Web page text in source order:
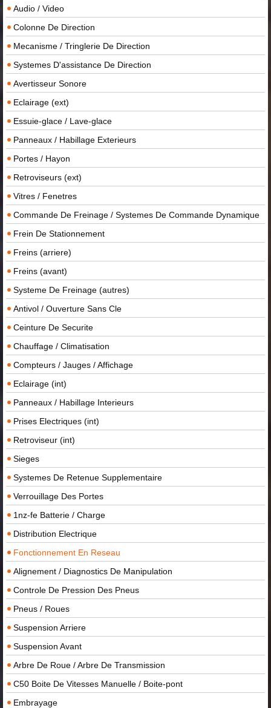
Audio / Video
Colonne De Direction
Mecanisme / Tringlerie De Direction
Systemes D'assistance De Direction
Avertisseur Sonore
Eclairage (ext)
Essuie-glace / Lave-glace
Panneaux / Habillage Exterieurs
Portes / Hayon
Retroviseurs (ext)
Vitres / Fenetres
Commande De Freinage / Systemes De Commande Dynamique
Frein De Stationnement
Freins (arriere)
Freins (avant)
Systeme De Freinage (autres)
Antivol / Ouverture Sans Cle
Ceinture De Securite
Chauffage / Climatisation
Compteurs / Jauges / Affichage
Eclairage (int)
Panneaux / Habillage Interieurs
Prises Electriques (int)
Retroviseur (int)
Sieges
Systemes De Retenue Supplementaire
Verrouillage Des Portes
1nz-fe Batterie / Charge
Distribution Electrique
Fonctionnement En Reseau
Alignement / Diagnostics De Manipulation
Controle De Pression Des Pneus
Pneus / Roues
Suspension Arriere
Suspension Avant
Arbre De Roue / Arbre De Transmission
C50 Boite De Vitesses Manuelle / Boite-pont
Embrayage